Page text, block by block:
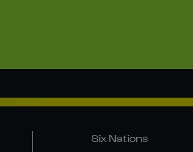
Six Nations